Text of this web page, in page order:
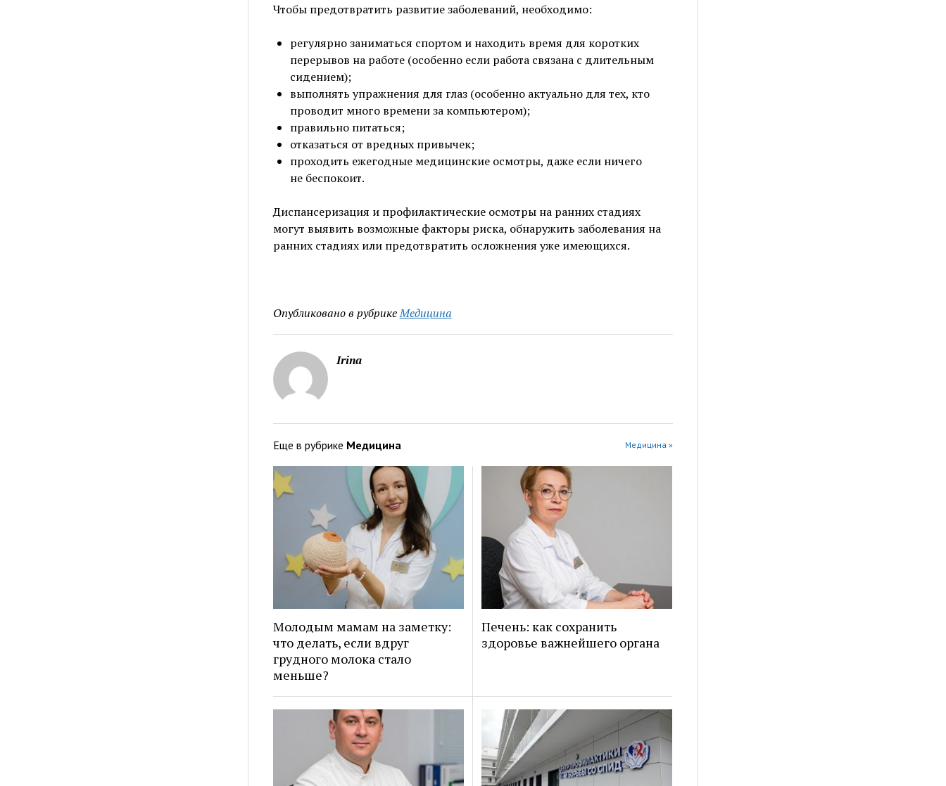
Чтобы предотвратить развитие заболеваний, необходимо:
регулярно заниматься спортом и находить время для коротких
перерывов на работе (особенно если работа связана с длительным
сидением);
выполнять упражнения для глаз (особенно актуально для тех, кто
проводит много времени за компьютером);
правильно питаться;
отказаться от вредных привычек;
проходить ежегодные медицинские осмотры, даже если ничего
не беспокоит.
Диспансеризация и профилактические осмотры на ранних стадиях
могут выявить возможные факторы риска, обнаружить заболевания на
ранних стадиях или предотвратить осложнения уже имеющихся.
Опубликовано в рубрикеМедицина
Irina
Еще в рубрике Медицина Медицина »
Молодым мамам на заметку:
что делать, если вдруг
грудного молока стало
меньше?
Печень: как сохранить
здоровье важнейшего органа